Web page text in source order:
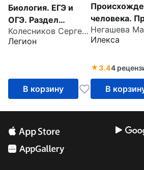
Биология. ЕГЭ и
ОГЭ. Раздел
"Экология". Теория,
тренировочные
Колесников Сергей Ильич
Легион
В корзину
человека.
сложном.
пособие
Илекса
3.44
В